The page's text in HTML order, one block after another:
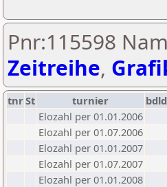
Pnr:115598
Zeitreihe,
tnrSt turnier bdld
Elozahl per 01.01.2006
Elozahl per 01.07.2006
Elozahl per 01.01.2007
Elozahl per 01.07.2007
Elozahl per 01.01.2008